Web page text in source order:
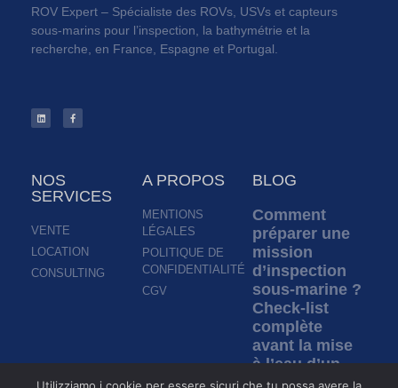
ROV Expert – Spécialiste des ROVs, USVs et capteurs
sous-marins pour l’inspection, la bathymétrie et la
recherche, en France, Espagne et Portugal.
NOS
SERVICES
VENTE
LOCATION
CONSULTING
A PROPOS
MENTIONS
LÉGALES
POLITIQUE DE
CONFIDENTIALITÉ
CGV
BLOG
Comment
préparer une
mission
d’inspection
sous-marine ?
Check-list
complète
avant la mise
à l’eau d’un
ROV